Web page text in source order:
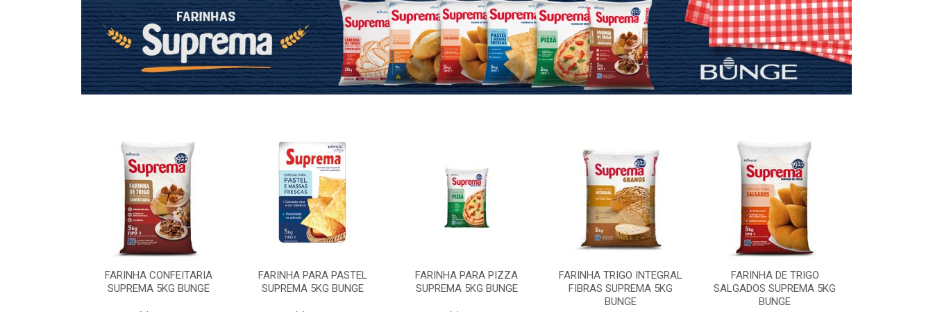
FARINHA CONFEITARIA
SUPREMA 5KG BUNGE
FARINHA PARA PASTEL
SUPREMA 5KG BUNGE
FARINHA PARA PIZZA
SUPREMA 5KG BUNGE
FARINHA TRIGO INTEGRAL
FIBRAS SUPREMA 5KG
BUNGE
FARINHA DE TRIGO
SALGADOS SUPREMA 5KG
BUNGE